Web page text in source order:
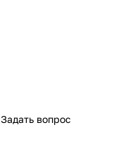
Задать вопрос